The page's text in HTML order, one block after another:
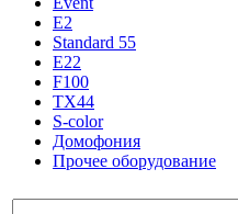
E2
Standard 55
E22
F100
TX44
S-color
Домофония
Прочее оборудование